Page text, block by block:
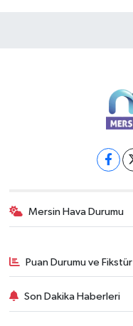
Mersin Hava Durumu
Puan Durumu ve Fikstür
Son Dakika Haberleri